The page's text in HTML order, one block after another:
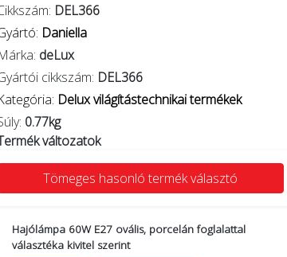
DEL366
Daniella
deLux
cikkszám: DEL366
Delux világítástechnikai termékek
0.77kg
változatok
Tömeges hasonló termék választó
Hajólámpa 60W E27 ovális, porcelán foglalattal
választéka kivitel szerint